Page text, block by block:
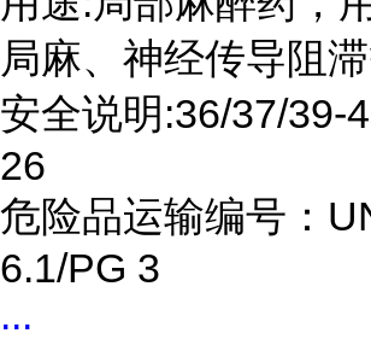
局麻、神经传导阻
安全说明:36/37/39-
26
危险品运输编号：
6.1/PG 3
...